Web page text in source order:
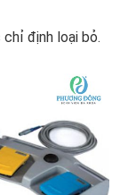
định loại bỏ.